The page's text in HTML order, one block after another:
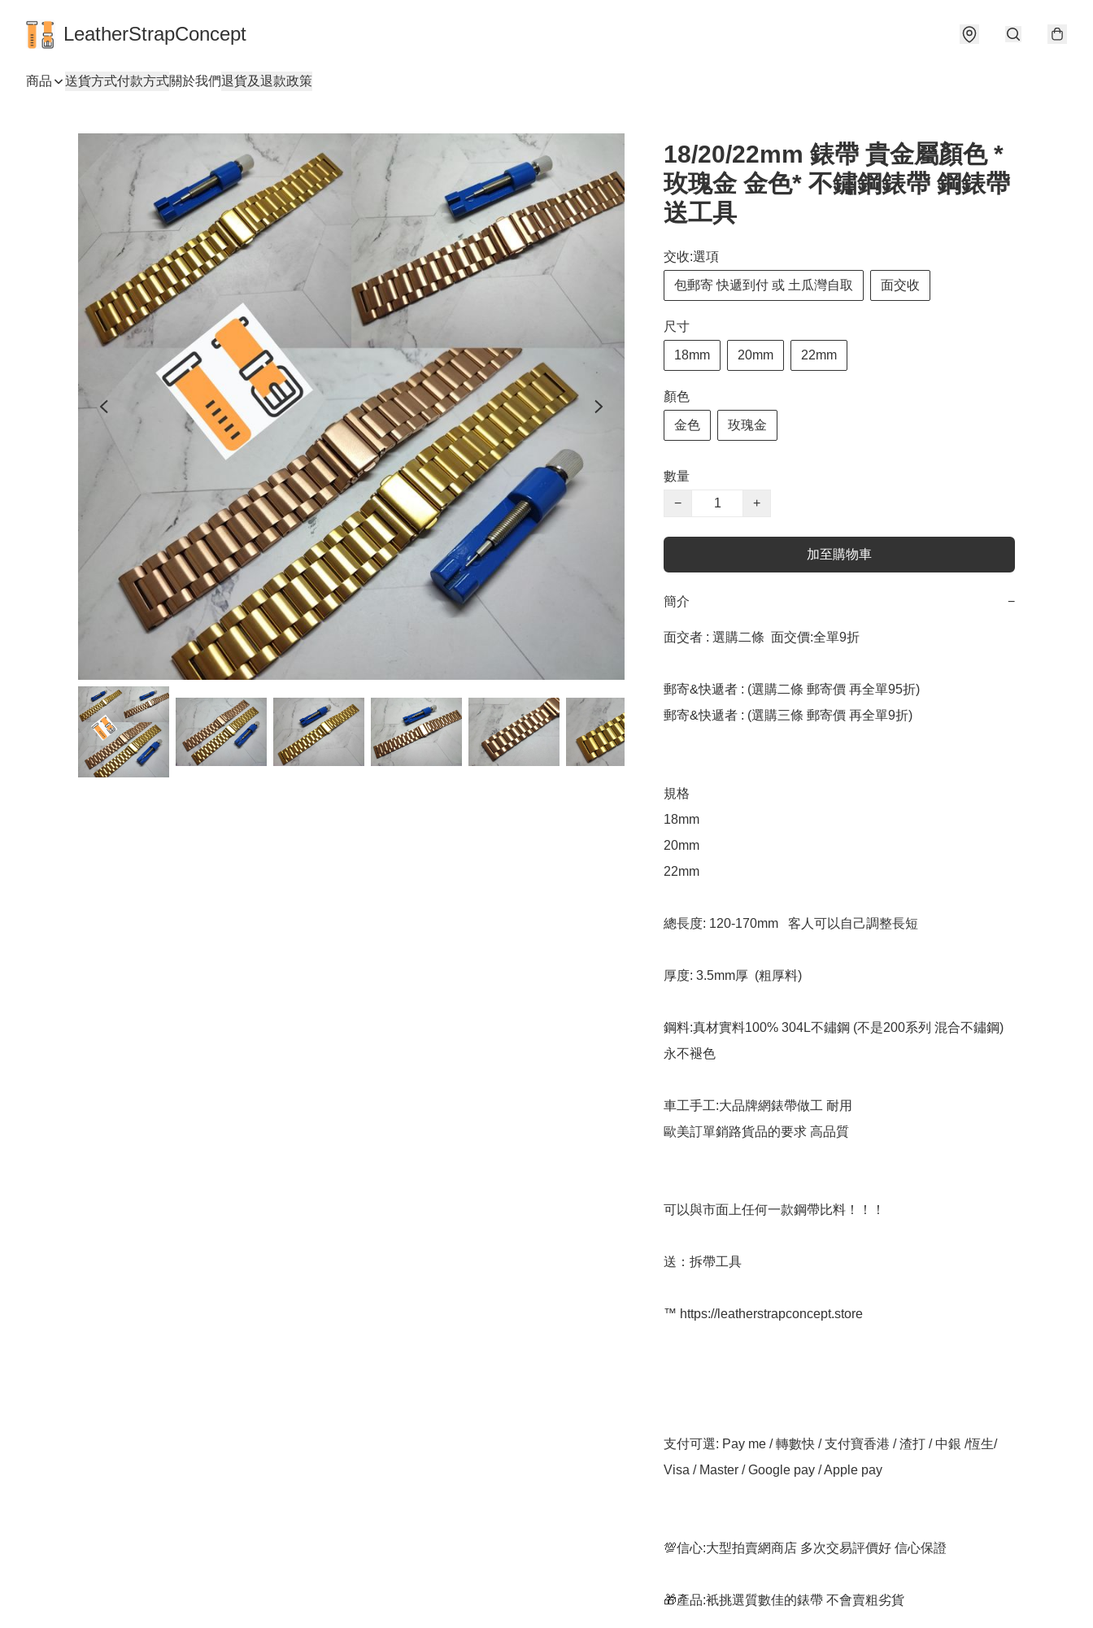
LeatherStrapConcept
商品 送貨方式付款方式關於我們退貨及退款政策
18/20/22mm 錶帶 貴金屬顏色 *
玫瑰金 金色* 不鏽鋼錶帶 鋼錶帶
送工具
交收:選項
包郵寄 快遞到付 或 土瓜灣自取 面交收
尺寸
18mm 20mm 22mm
顏色
金色 玫瑰金
數量
−
+
加至購物車
簡介 −
面交者 : 選購二條  面交價:全單9折
郵寄&快遞者 : (選購二條 郵寄價 再全單95折)
郵寄&快遞者 : (選購三條 郵寄價 再全單9折)
規格
18mm
20mm
22mm
總長度: 120-170mm   客人可以自己調整長短
厚度: 3.5mm厚  (粗厚料)
鋼料:真材實料100% 304L不鏽鋼 (不是200系列 混合不鏽鋼)
永不褪色
車工手工:大品牌網錶帶做工 耐用
歐美訂單銷路貨品的要求 高品質
可以與市面上任何一款鋼帶比料！！！
送：拆帶工具
™️ https://leatherstrapconcept.store
支付可選: Pay me / 轉數快 / 支付寶香港 / 渣打 / 中銀 /恆生/
Visa / Master / Google pay / Apple pay
💯信心:大型拍賣網商店 多次交易評價好 信心保證
🎁產品:衹挑選質數佳的錶帶 不會賣粗劣貨